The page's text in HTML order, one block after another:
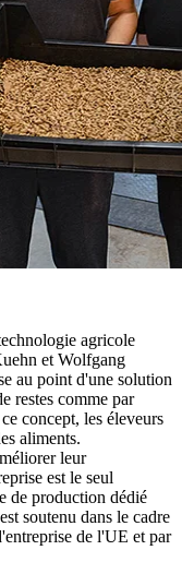
agricole
et Wolfgang
au point d'une solution
restes comme par
concept, les éleveurs
aliments.
leur
est le seul
de production dédié
soutenu dans le cadre
de l'UE et par